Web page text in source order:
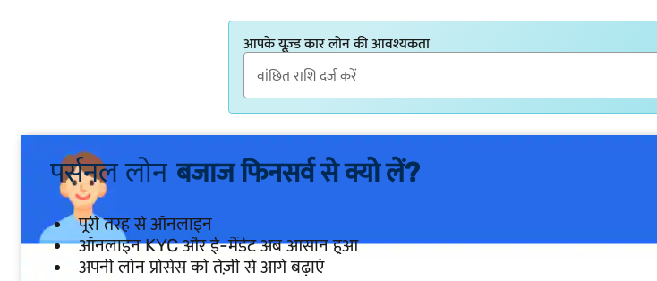
आपके यूज़्ड कार लोन की आवश्यकता
पर्सनल लोन बजाज फिनसर्व से क्यो लें?
पूरी तरह से ऑनलाइन
ऑनलाइन KYC और ई-मैंडेट अब आसान हुआ
अपनी लोन प्रोसेस को तेज़ी से आगे बढ़ाएं